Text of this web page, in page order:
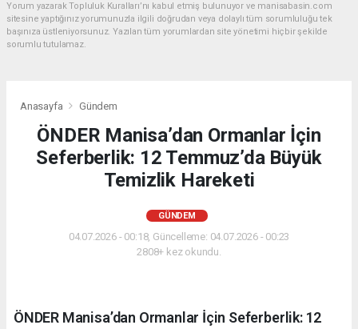
Yorum yazarak Topluluk Kuralları’nı kabul etmiş bulunuyor ve manisabasin.com
sitesine yaptığınız yorumunuzla ilgili doğrudan veya dolaylı tüm sorumluluğu tek
başınıza üstleniyorsunuz. Yazılan tüm yorumlardan site yönetimi hiçbir şekilde
sorumlu tutulamaz.
Anasayfa Gündem
ÖNDER Manisa’dan Ormanlar İçin
Seferberlik: 12 Temmuz’da Büyük
Temizlik Hareketi
GÜNDEM
04.07.2026 - 00:18, Güncelleme: 04.07.2026 - 00:23
2808+ kez okundu.
ÖNDER Manisa’dan Ormanlar İçin Seferberlik: 12